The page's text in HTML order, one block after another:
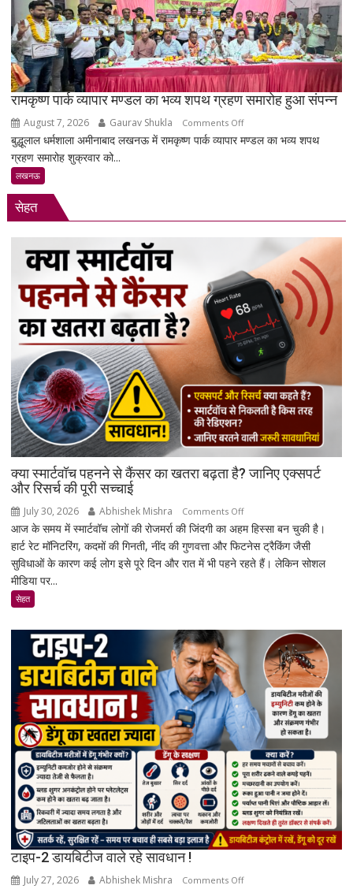
का
नशा’,
रोजगार
को
लेकर
सरकार
रामकृष्ण पार्क व्यापार मण्डल का भव्य शपथ ग्रहण समारोह हुआ संपन्न
August 7, 2026 Gaurav Shukla Comments Offon
रामकृष्ण
समारोह
संपन्न
बुद्धूलाल धर्मशाला अमीनाबाद लखनऊ में रामकृष्ण पार्क व्यापार मण्डल का भव्य शपथ
ग्रहण समारोह शुक्रवार को...
लखनऊ
सेहत
क्या स्मार्टवॉच पहनने से कैंसर का खतरा बढ़ता है? जानिए एक्सपर्ट
और रिसर्च की पूरी सच्चाई
July 30, 2026 Abhishek Mishra Comments Offon
क्या
स्मार्टवॉच
पहनने
खतरा
जानिए
एक्सपर्ट
और
रिसर्च
की
पूरी
सच्चाई
आज के समय में स्मार्टवॉच लोगों की रोजमर्रा की जिंदगी का अहम हिस्सा बन चुकी है।
हार्ट रेट मॉनिटरिंग, कदमों की गिनती, नींद की गुणवत्ता और फिटनेस ट्रैकिंग जैसी
सुविधाओं के कारण कई लोग इसे पूरे दिन और रात में भी पहने रहते हैं। लेकिन सोशल
मीडिया पर...
सेहत
टाइप-2 डायबिटीज वाले रहे सावधान !
July 27, 2026 Abhishek Mishra Comments Offon